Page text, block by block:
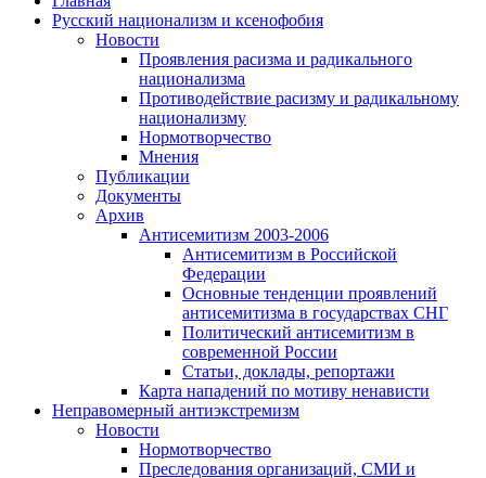
Русский национализм и ксенофобия
Новости
Проявления расизма и радикального
национализма
Противодействие расизму и радикальному
национализму
Нормотворчество
Мнения
Публикации
Документы
Архив
Антисемитизм 2003-2006
Антисемитизм в Российской
Федерации
Основные тенденции проявлений
антисемитизма в государствах СНГ
Политический антисемитизм в
современной России
Статьи, доклады, репортажи
Карта нападений по мотиву ненависти
Неправомерный антиэкстремизм
Новости
Нормотворчество
Преследования организаций, СМИ и